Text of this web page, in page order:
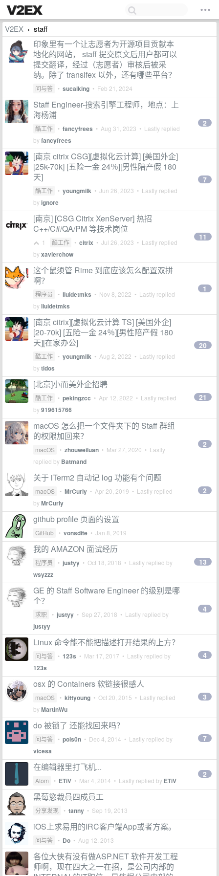
V2EX › staff
印象里有一个让志愿者为开源项目贡献本
地化的网站， staff 提交原文后用户都可以
提交翻译，经过（志愿者）审核后被采
纳。除了 transifex 以外，还有哪些平台？
问与答 • sucaiking • Feb 21, 2024
Staff Engineer-搜索引擎工程师，地点：上
海杨浦
酷工作 • fancyfrees • Aug 31, 2023 • Lastly replied
byfancyfrees
2
[南京 citrix CSG][虚拟化云计算] [美国外企]
[25k-70k] [五险一金 24％][男性陪产假 180
天]
酷工作 • youngmilk • Jun 26, 2023 • Lastly replied
byignore
7
[南京] [CSG Citrix XenServer] 热招
C++/C#/QA/PM 等技术岗位
1 酷工作 • citrix • Jul 26, 2023 • Lastly replied
byxavierchow
11
这个鼠须管 Rime 到底应该怎么配置双拼
啊？
程序员 • liuidetmks • Nov 8, 2022 • Lastly replied
byliuidetmks
1
[南京 citrix][虚拟化云计算 TS] [美国外企]
[20-70k] [五险一金 24％][男性陪产假 180
天][在家办公]
酷工作 • youngmilk • Aug 2, 2022 • Lastly replied
bytidos
20
[北京]小而美外企招聘
酷工作 • pekingzcc • Apr 12, 2022 • Lastly replied
by919615766
21
macOS 怎么把一个文件夹下的 Staff 群组
的权限加回来？
macOS • zhouweiluan • Mar 27, 2020 • Lastly
replied by Batmand
2
关于 iTerm2 自动记 log 功能有个问题
macOS • MrCurly • Apr 20, 2019 • Lastly replied
byMrCurly
2
github profile 页面的设置
GitHub • vonsdite • Jan 8, 2019
我的 AMAZON 面试经历
程序员 • justyy • Oct 18, 2018 • Lastly replied by
wsyzzz
13
GE 的 Staff Software Engineer 的级别是哪
个？
求职 • justyy • Sep 27, 2018 • Lastly replied by
justyy
4
Linux 命令能不能把描述打开结果的上方？
问与答 • 123s • Mar 17, 2017 • Lastly replied by
123s
4
osx 的 Containers 软链接很感人
macOS • kittyoung • Oct 20, 2015 • Lastly replied
byMartinWu
3
do 被锁了 还能找回来吗？
问与答 • pois0n • Dec 4, 2014 • Lastly replied by
vicesa
7
在编辑器里打飞机...
Atom • ETiV • Mar 4, 2014 • Lastly replied by ETiV
2
黑莓慾裁員四成員工
分享发现 • tanny • Sep 19, 2013
iOS上求易用的IRC客户端App或者方案。
问与答 • Do • Aug 12, 2013
各位大侠有没有做ASP.NET 软件开发工程
师啊，现在四大之一在招，是公司内部的